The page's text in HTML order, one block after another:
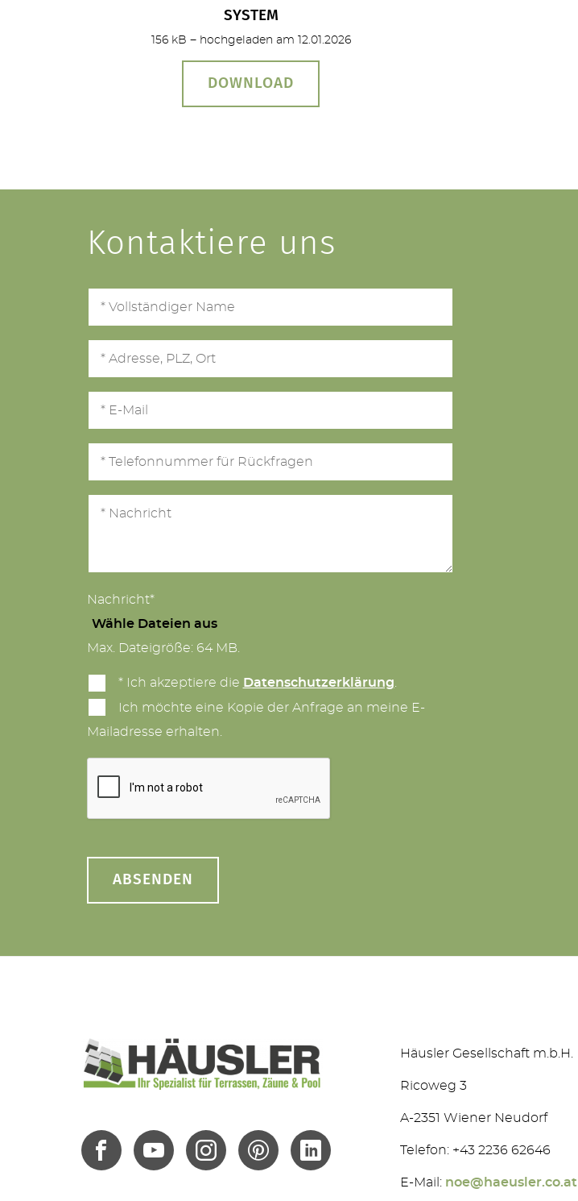
SYSTEM
156 kB − hochgeladen am 12.01.2026
DOWNLOAD
Kontaktiere uns
Nachricht*
Wähle Dateien aus
Max. Dateigröße: 64 MB.
* Ich akzeptiere die Datenschutzerklärung
Ich möchte eine Kopie der Anfrage an meine E-
Mailadresse erhalten.
Häusler Gesellschaft m.b.H.
Ricoweg 3
A-2351 Wiener Neudorf
Telefon: +43 2236 62646
E-Mail: noe@haeusler.co.at